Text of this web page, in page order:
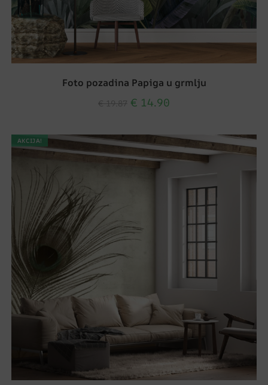
Foto pozadina Papiga u grmlju
€ 14.90
AKCIJA!